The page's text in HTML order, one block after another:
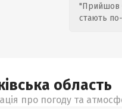
"Прийшов
стають
область
про погоду та